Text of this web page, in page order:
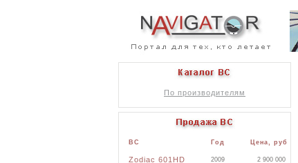
По производителям
ВС Год Цена, руб
Zodiac 601HD 2009 2 900 000